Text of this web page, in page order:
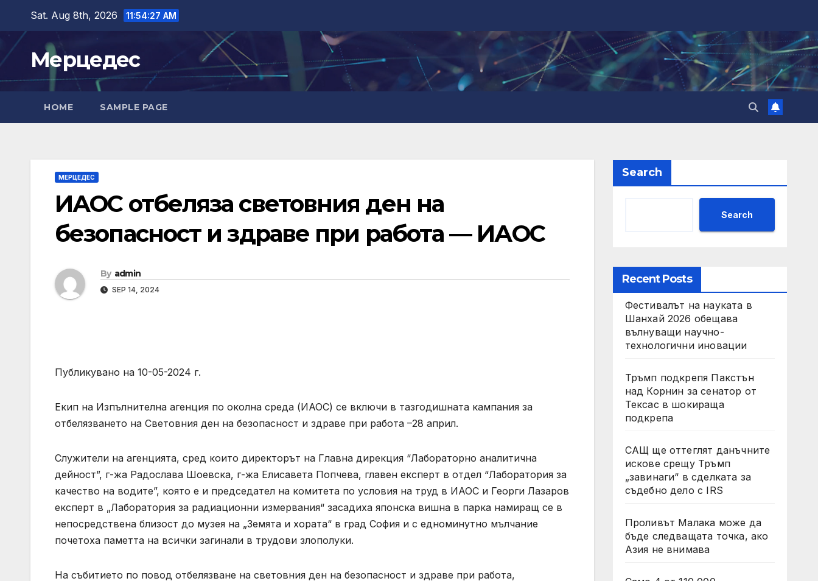
content
Sat. Aug 8th, 2026 11:54:28 AM
Мерцедес
HOME SAMPLE PAGE
МЕРЦЕДЕС
ИАОС отбеляза световния ден на
безопасност и здраве при работа — ИАОС
By admin
SEP 14, 2024
Публикувано на 10-05-2024 г.
Екип на Изпълнителна агенция по околна среда (ИАОС) се включи в тазгодишната кампания за
отбелязването на Световния ден на безопасност и здраве при работа –28 април.
Служители на агенцията, сред които директорът на Главна дирекция “Лабораторно аналитична
дейност”, г-жа Радослава Шоевска, г-жа Елисавета Попчева, главен експерт в отдел “Лаборатория за
качество на водите”, която е и председател на комитета по условия на труд в ИАОС и Георги Лазаров
експерт в „Лаборатория за радиационни измервания“ засадиха японска вишна в парка намиращ се в
непосредствена близост до музея на „Земята и хората“ в град София и с едноминутно мълчание
почетоха паметта на всички загинали в трудови злополуки.
На събитието по повод отбелязване на световния ден на безопасност и здраве при работа,
Search
Search
Recent Posts
Фестивалът на науката в
Шанхай 2026 обещава
вълнуващи научно-
технологични иновации
Тръмп подкрепя Пакстън
над Корнин за сенатор от
Тексас в шокираща
подкрепа
САЩ ще оттеглят данъчните
искове срещу Тръмп
„завинаги“ в сделката за
съдебно дело с IRS
Проливът Малака може да
бъде следващата точка, ако
Азия не внимава